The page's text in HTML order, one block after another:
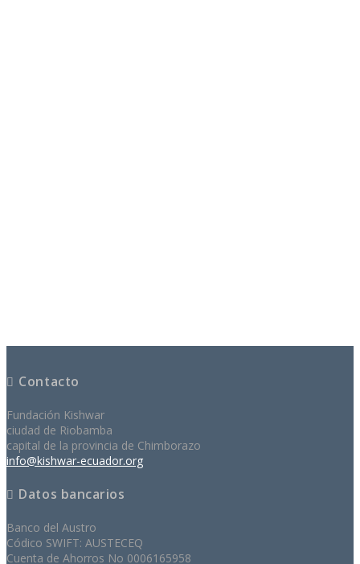
Contacto
Fundación Kishwar
ciudad de Riobamba
capital de la provincia de Chimborazo
info@kishwar-ecuador.org
Datos bancarios
Banco del Austro
Códico SWIFT: AUSTECEQ
Cuenta de Ahorros No 0006165958